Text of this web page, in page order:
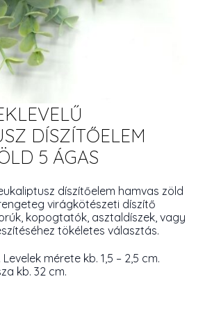
DÍSZÍTŐELEM
5 ÁGAS
díszítőelem hamvas zöld
virágkötészeti díszítő
kopogtatók, asztaldíszek, vagy
tökéletes választás.
mérete kb. 1,5 – 2,5 cm.
kb. 32 cm.